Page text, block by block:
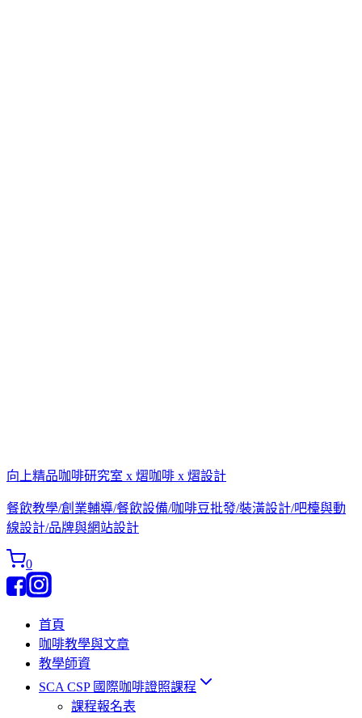
向上精品咖啡研究室 x 熠咖啡 x 熠設計
餐飲教學/創業輔導/餐飲設備/咖啡豆批發/裝潢設計/吧檯與動
線設計/品牌與網站設計
0
首頁
咖啡教學與文章
教學師資
SCA CSP 國際咖啡證照課程
課程報名表